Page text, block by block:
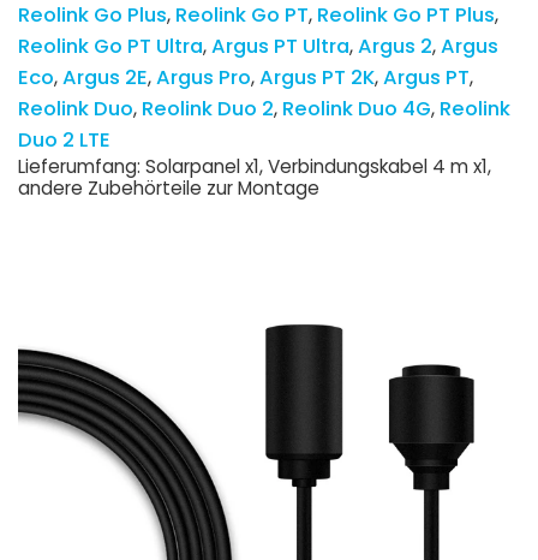
Reolink Go Plus Reolink Go PT Reolink Go PT Plus
Reolink Go PT Ultra Argus PT Ultra Argus 2 Argus
Eco Argus 2E Argus Pro Argus PT 2K Argus PT
Reolink Duo Reolink Duo 2 Reolink Duo 4G Reolink
Duo 2 LTE
Lieferumfang: Solarpanel x1, Verbindungskabel 4 m x1,
andere Zubehörteile zur Montage